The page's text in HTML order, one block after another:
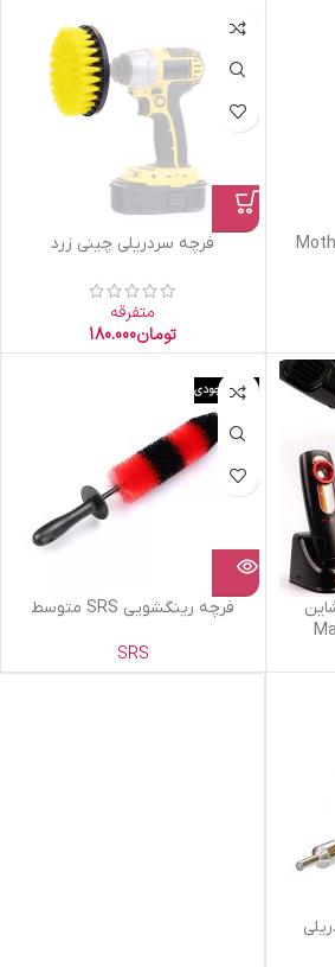
فرچه سردریلی چینی زرد
متفرقه
تومان180.000
اتمام موجودی
فرچه رینگشویی SRS متوسط
SRS